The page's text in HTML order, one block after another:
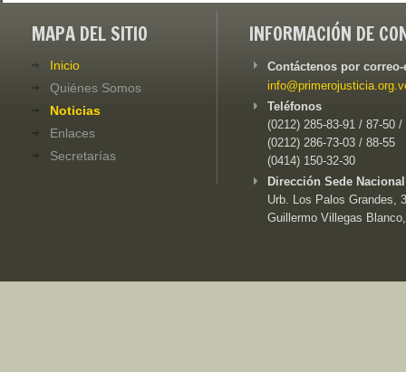
MAPA DEL SITIO
Inicio
Quiénes Somos
Noticias
Enlaces
Secretarías
INFORMACIÓN DE
Contáctenos por
Teléfonos
(0212) 285-83-91 / 87-50 /
(0212) 286-73-03 / 88-55
(0414) 150-32-30
Dirección Sede
Urb. Los Palos Grandes,
Guillermo Villegas